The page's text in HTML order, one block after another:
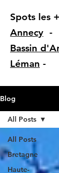
Spots les
Annecy -
Bassin
Léman -
Blog
All Posts
Bretagne
Haute-
All Posts